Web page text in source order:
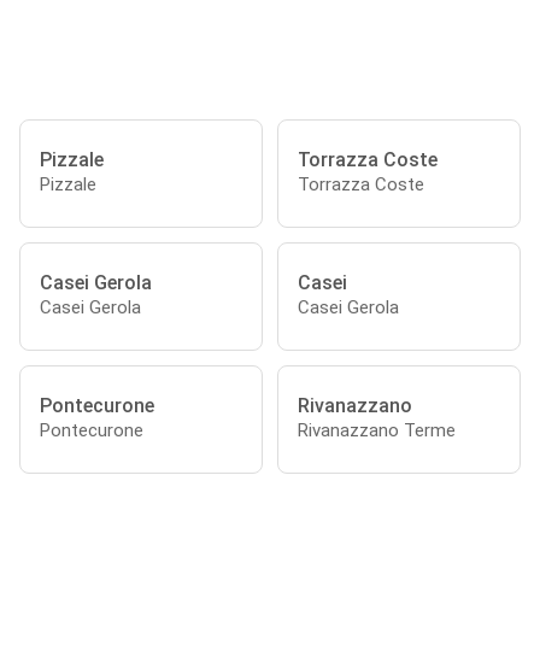
Pizzale
Pizzale
Torrazza Coste
Torrazza Coste
Casei Gerola
Casei Gerola
Casei
Casei Gerola
Pontecurone
Pontecurone
Rivanazzano
Rivanazzano Terme